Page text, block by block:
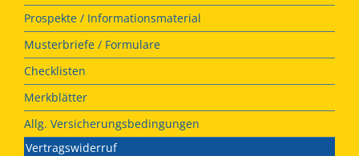
Prospekte / Informationsmaterial
Musterbriefe / Formulare
Checklisten
Merkblätter
Allg. Versicherungsbedingungen
Vertragswiderruf